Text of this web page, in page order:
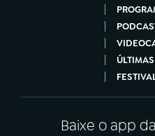
ÚLTIMAS
Baixe o app